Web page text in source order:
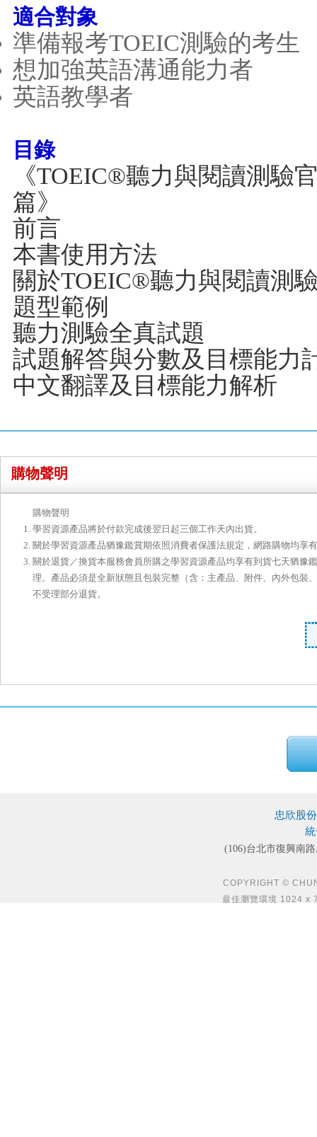
適合對象
準備報考TOEIC測驗的考生
想加強英語溝通能力者
英語教學者
目錄
《TOEIC®聽力與閱讀測驗
篇》
前言
本書使用方法
關於TOEIC®聽力與閱讀測
題型範例
聽力測驗全真試題
試題解答與分數及目標能力
中文翻譯及目標能力解析
購物聲明
購物聲明
學習資源產品將於付款完成後翌日起三個工作天內出貨。
關於學習資源產品猶豫鑑賞期依照消費者保護法規定，網路購物均享
關於退貨／換貨本服務會員所購之學習資源產品均享有到貨七天猶
理。產品必須是全新狀態且包裝完整（含：主產品、附件、內外包裝
不受理部分退貨。
忠欣股
(106)台北市復興南
COPYRIGHT ©
最佳瀏覽環境 1024 x